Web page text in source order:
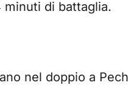
minuti di battaglia.
nel doppio a